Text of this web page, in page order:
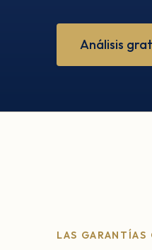
Análisis
LAS